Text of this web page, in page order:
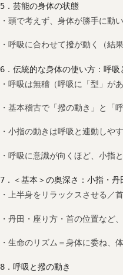
5．芸能の身体の状態
・頭で考えず、身体が勝手に動
・呼吸に合わせて撥が動く（結
6．伝統的な身体の使い方：呼吸
・呼吸は無稽（呼吸に「型」があ
・基本稽古で「撥の動き」と「
・小指の動きは呼吸と連動しや
・呼吸に意識が向くほど、小指
7．＜基本＞の奥深さ：小指・丹
・上半身をリラックスさせる／
・丹田・座り方・首の位置など
・生命のリズム＝身体に委ね、
8．呼吸と撥の動き